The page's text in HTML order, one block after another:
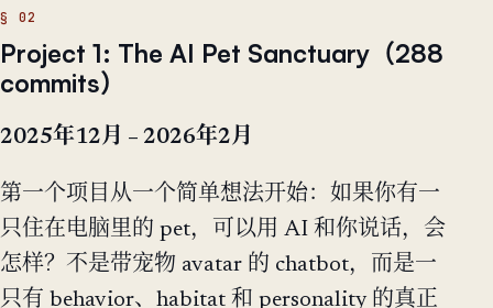
Project 1: The AI Pet Sanctuary（288
commits）
2025年12月 – 2026年2月
第一个项目从一个简单想法开始：如果你有一
只住在电脑里的 pet，可以用 AI 和你说话，会
怎样？不是带宠物 avatar 的 chatbot，而是一
只有 behavior、habitat 和 personality 的真正